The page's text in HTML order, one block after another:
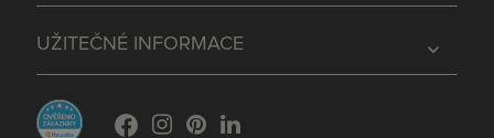
expand_more
UŽITEČNÉ INFORMACE